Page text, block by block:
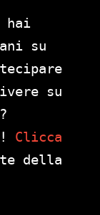
hai
su
su
Clicca
della